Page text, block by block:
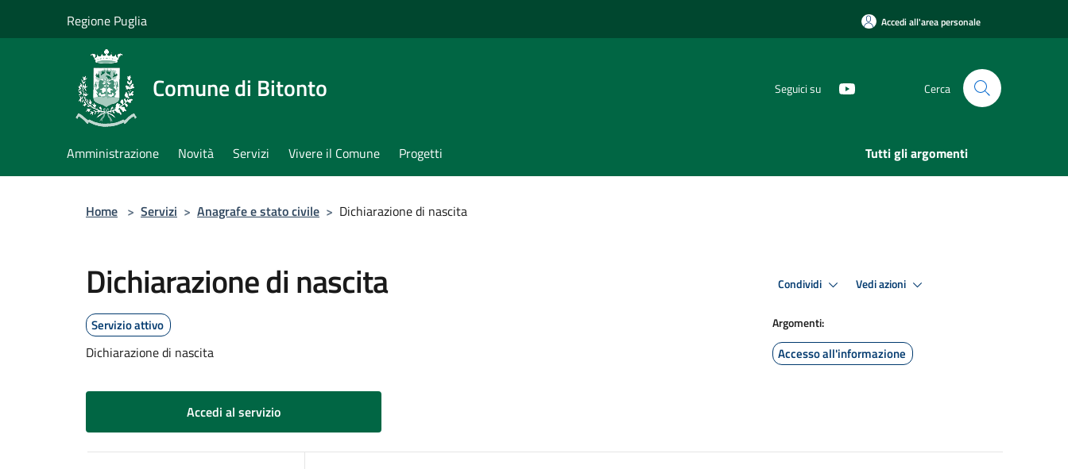
Regione Puglia Accedi all'area personale
Comune di Bitonto Seguici su Cerca
Amministrazione Novità Servizi Vivere il Comune Progetti Tutti gli argomenti
Home > Servizi > Anagrafe e stato civile > Dichiarazione di nascita
Dichiarazione di nascita
Servizio attivo
Dichiarazione di nascita
Accedi al servizio
Condividi Vedi azioni
Argomenti:
Accesso all'informazione